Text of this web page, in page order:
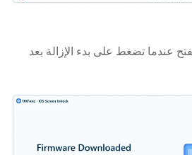
عندما تضغط على بدء الإزالة بعد